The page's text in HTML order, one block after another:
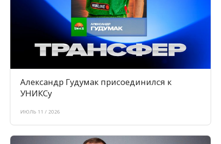
Александр Гудумак присоединился к
УНИКСу
ИЮЛЬ 11 / 2026